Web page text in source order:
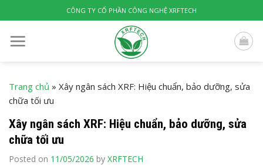
to
content
CÔNG TY CỔ PHẦN CÔNG NGHỆ XRFTECH
Trang chủ » Xây ngân sách XRF: Hiệu chuẩn, bảo dưỡng, sửa
chữa tối ưu
Xây ngân sách XRF: Hiệu chuẩn, bảo dưỡng, sửa
chữa tối ưu
Posted on 11/05/2026 by XRFTECH